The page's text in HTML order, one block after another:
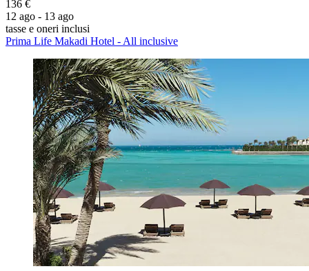
136 €
12 ago - 13 ago
tasse e oneri inclusi
Prima Life Makadi Hotel - All inclusive